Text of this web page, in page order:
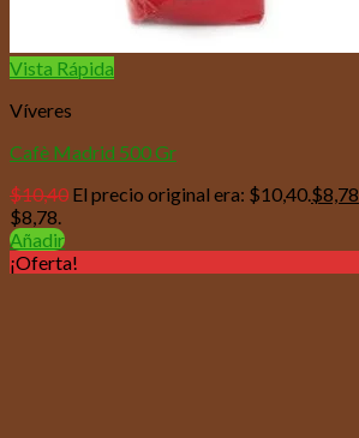
Vista Rápida
Víveres
Cafè Madrid 500 Gr
$10,40 El precio original era: $10,40. $8,78
$8,78.
Añadir
¡Oferta!